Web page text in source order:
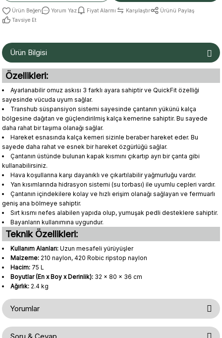
Yorum Yaz Fiyat Alarmı Karşılaştır
Ürünü Paylaş
Tavsiye Et
Ürün Bilgisi
Özellikleri:
Ayarlanabilir omuz askısı 3 farklı ayara sahiptir ve QuickFit özelliği
sayesinde vücuda uyum sağlar.
Transhub süspansiyon sistemi sayesinde çantanın yükünü kalça
bölgesine dağıtan ve güçlendirilmiş kalça kemerine sahiptir. Bu sayede
daha rahat bir taşıma olanağı sağlar.
Hareket esnasında kalça kemeri sizinle beraber hareket eder. Bu
sayede daha rahat ve esnek bir hareket özgürlüğü sağlar.
Çantanın üstünde bulunan kapak kısmını çıkartıp ayrı bir çanta gibi
kullanabilirsiniz.
Hava koşullarına karşı dayanıklı ve çıkartılabilir yağmurluğu vardır.
Yan kısımlarında hidrasyon sistemi (su torbası) ile uyumlu cepleri vardır.
Çantanın içindekilere kolay ve hızlı erişim olanağı sağlayan ve fermuarlı
geniş ana bölmeye sahiptir.
Sırt kısmı nefes alabilen yapıda olup, yumuşak pedli desteklere sahiptir.
Bayanların kullanımına uygundur.
Teknik Özellikleri:
Kullanım Alanları:Uzun mesafeli yürüyüşler
Malzeme:210 naylon, 420 Robic ripstop naylon
Hacim:75 L
Boyutlar (En x Boy x Derinlik):32 x 80 x 36 cm
Ağırlık:2.4 kg
Yorumlar